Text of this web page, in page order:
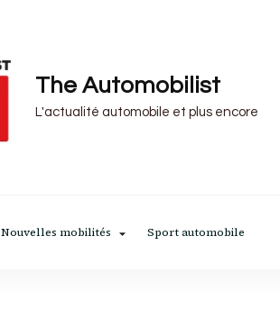
The Automobilist
L'actualité automobile et plus encore
Nouvelles mobilités Sport automobile